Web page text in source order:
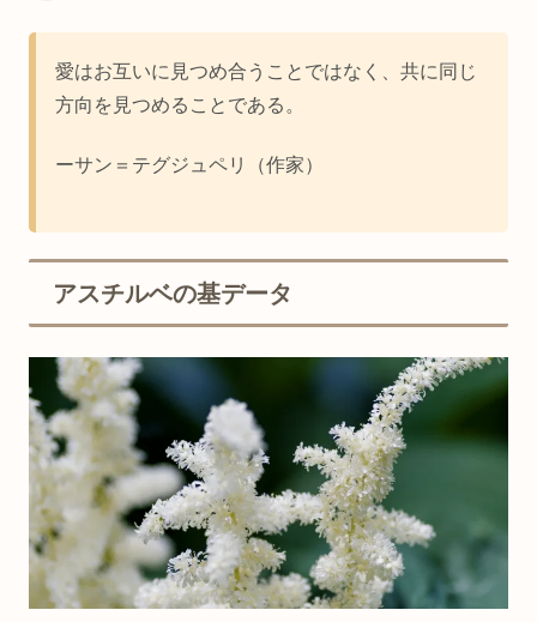
愛はお互いに見つめ合うことではなく、共に同じ
方向を見つめることである。
ーサン＝テグジュペリ（作家）
アスチルベの基データ